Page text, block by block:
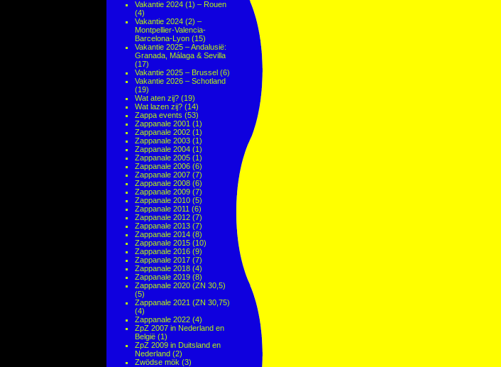
Vakantie 2024 (1) – Rouen
(4)
Vakantie 2024 (2) –
Montpellier-Valencia-
Barcelona-Lyon (15)
Vakantie 2025 – Andalusië:
Granada, Málaga & Sevilla
(17)
Vakantie 2025 – Brussel (6)
Vakantie 2026 – Schotland
(19)
Wat aten zij? (19)
Wat lazen zij? (14)
Zappa events (53)
Zappanale 2001 (1)
Zappanale 2002 (1)
Zappanale 2003 (1)
Zappanale 2004 (1)
Zappanale 2005 (1)
Zappanale 2006 (6)
Zappanale 2007 (7)
Zappanale 2008 (6)
Zappanale 2009 (7)
Zappanale 2010 (5)
Zappanale 2011 (6)
Zappanale 2012 (7)
Zappanale 2013 (7)
Zappanale 2014 (8)
Zappanale 2015 (10)
Zappanale 2016 (9)
Zappanale 2017 (7)
Zappanale 2018 (4)
Zappanale 2019 (8)
Zappanale 2020 (ZN 30,5)
(5)
Zappanale 2021 (ZN 30,75)
(4)
Zappanale 2022 (4)
ZpZ 2007 in Nederland en
België (1)
ZpZ 2009 in Duitsland en
Nederland (2)
Zwödse mök (3)